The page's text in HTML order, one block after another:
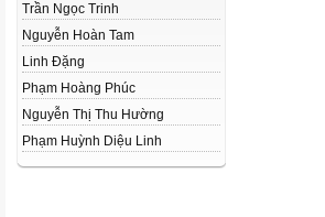
Trần Ngọc Trinh
Nguyễn Hoàn Tam
Linh Đặng
Phạm Hoàng Phúc
Nguyễn Thị Thu Hường
Phạm Huỳnh Diệu Linh